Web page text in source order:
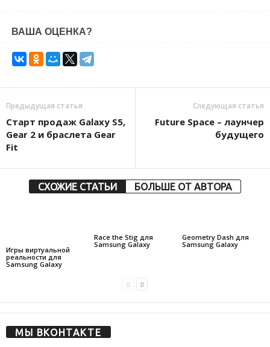
ВАША ОЦЕНКА?
Предыдущая статья
Старт продаж Galaxy S5,
Gear 2 и браслета Gear
Fit
Следующая статья
Future Space – лаунчер
будущего
СХОЖИЕ СТАТЬИ БОЛЬШЕ ОТ АВТОРА
Игры виртуальной
реальности для
Samsung Galaxy
Race the Stig для
Samsung Galaxy
Geometry Dash для
Samsung Galaxy
МЫ ВКОНТАКТЕ